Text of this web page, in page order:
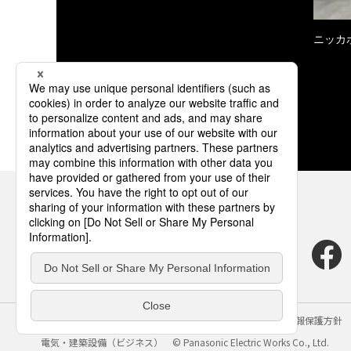
ニッカ
サイトのご利用にあたって クッキーポリシー
個人情報保護方針
電気・建築設備（ビジネス）
© Panasonic Electric Works Co., Ltd.